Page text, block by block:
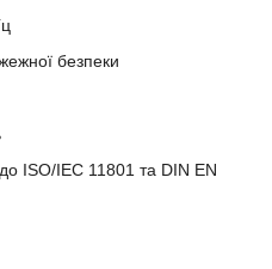
безпеки
ISO/IEC 11801 та DIN EN